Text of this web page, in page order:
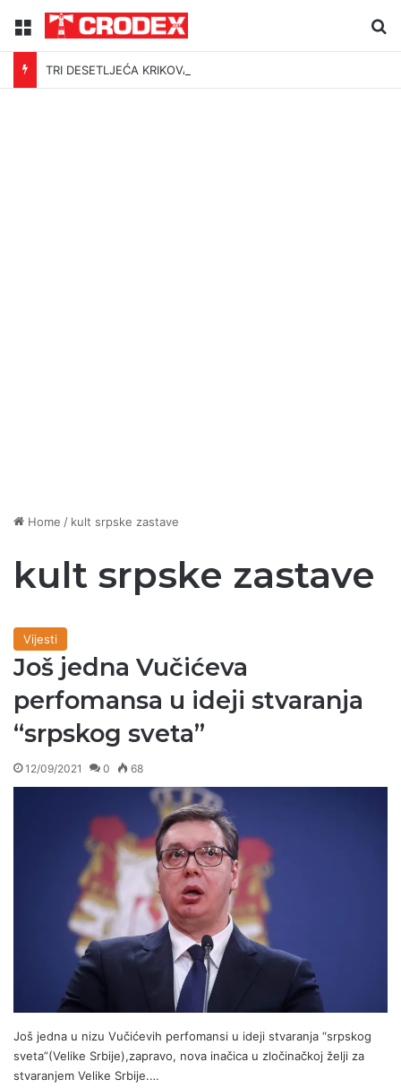
Menu
TRI DESETLJEĆA KRIKOVA OČAJNIKA
Home / kult srpske zastave
kult srpske zastave
Vijesti
Još jedna Vučićeva
perfomansa u ideji stvaranja
“srpskog sveta”
12/09/2021 0 68
Još jedna u nizu Vučićevih perfomansi u ideji stvaranja “srpskog
sveta”(Velike Srbije),zapravo, nova inačica u zločinačkoj želji za
stvaranjem Velike Srbije.…